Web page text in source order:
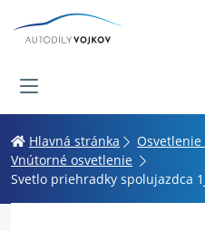
Hlavná stránka
Osvetlenie
Vnútorné osvetlenie
Svetlo priehradky spolujazdca